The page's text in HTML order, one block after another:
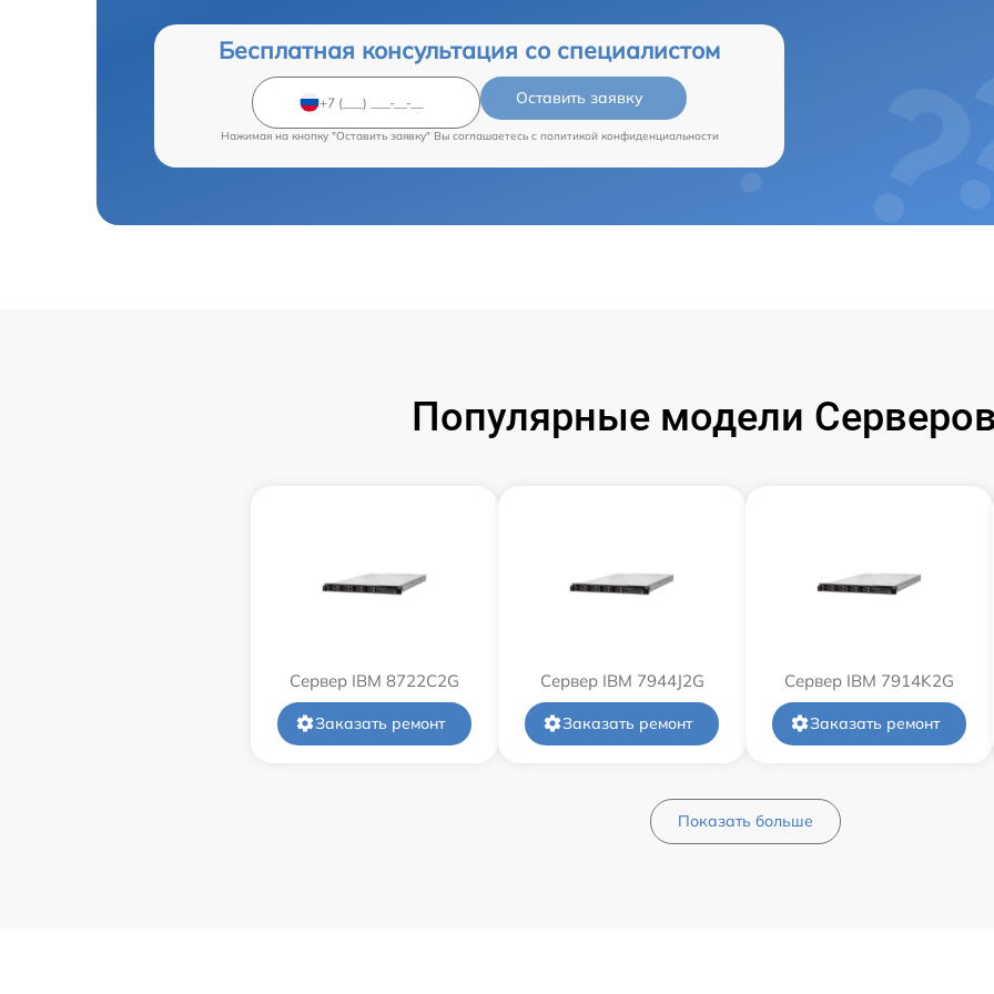
Бесплатная консультация со специалистом
Оставить заявку
Нажимая на кнопку "Оставить заявку" Вы соглашаетесь c политикой конфиденциальности
Популярные модели
Сервер IBM 8722C2G
Заказать ремонт
Сервер IBM 7944J2G
Заказать ремонт
Сервер IBM 7914K2G
Заказать ремонт
Показать больше